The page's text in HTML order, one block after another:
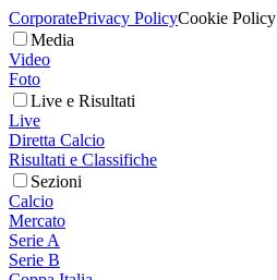
CorporatePrivacy PolicyCookie Policy
Media
Video
Foto
Live e Risultati
Live
Diretta Calcio
Risultati e Classifiche
Sezioni
Calcio
Mercato
Serie A
Serie B